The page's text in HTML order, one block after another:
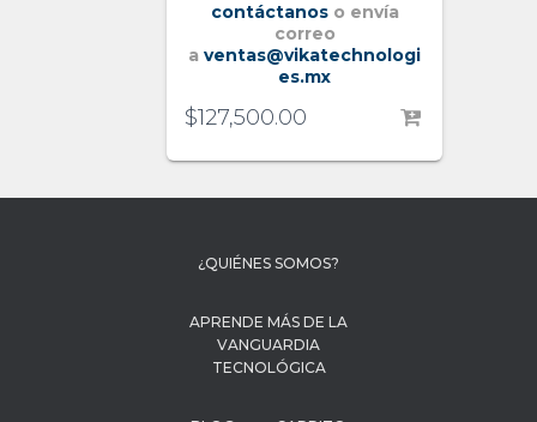
contáctanos o envía
correo
a ventas@vikatechnologi
es.mx
$127,500.00
¿QUIÉNES SOMOS?
APRENDE MÁS DE LA
VANGUARDIA
TECNOLÓGICA